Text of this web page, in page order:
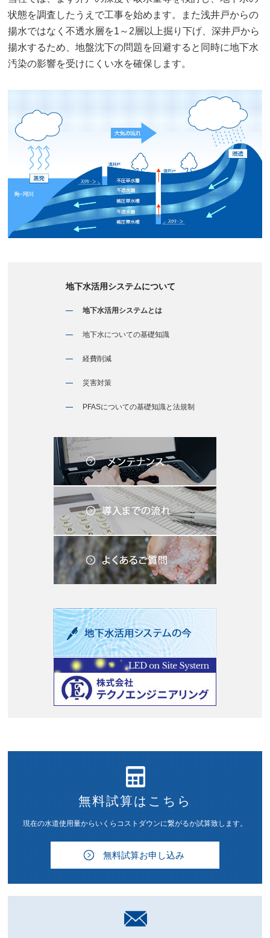
状態を調査したうえで工事を始めます。また浅井戸からの
揚水ではなく不透水層を1～2層以上掘り下げ、深井戸から
揚水するため、地盤沈下の問題を回避すると同時に地下水
汚染の影響を受けにくい水を確保します。
地下水活用システムについて
地下水活用システムとは
地下水についての基礎知識
経費削減
災害対策
PFASについての基礎知識と法規制
無料試算はこちら
現在の水道使用量からいくらコストダウンに繋がるか試算致します。
無料試算お申し込み